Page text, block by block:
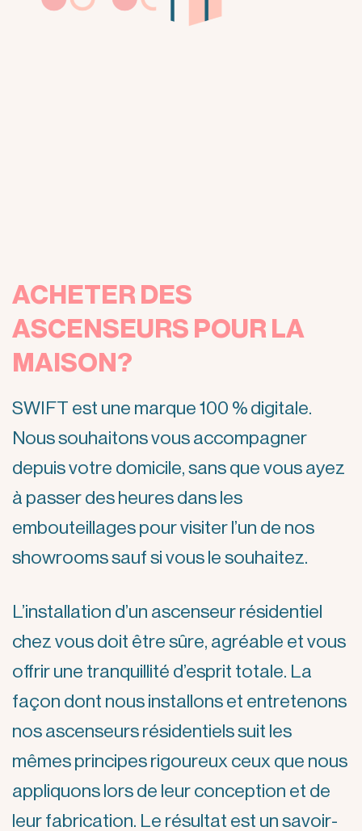
ACHETER DES
ASCENSEURS POUR LA
MAISON?
SWIFT est une marque 100 % digitale.
Nous souhaitons vous accompagner
depuis votre domicile, sans que vous ayez
à passer des heures dans les
embouteillages pour visiter l’un de nos
showrooms sauf si vous le souhaitez.
L’installation d’un ascenseur résidentiel
chez vous doit être sûre, agréable et vous
offrir une tranquillité d’esprit totale. La
façon dont nous installons et entretenons
nos ascenseurs résidentiels suit les
mêmes principes rigoureux ceux que nous
appliquons lors de leur conception et de
leur fabrication. Le résultat est un savoir-